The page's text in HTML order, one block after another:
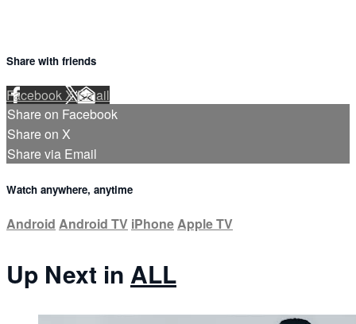
Share with friends
FacebookXEmail
Share on Facebook
Share on X
Share via Email
Watch anywhere, anytime
Android Android TV iPhoneApple TV
Up Next in ALL